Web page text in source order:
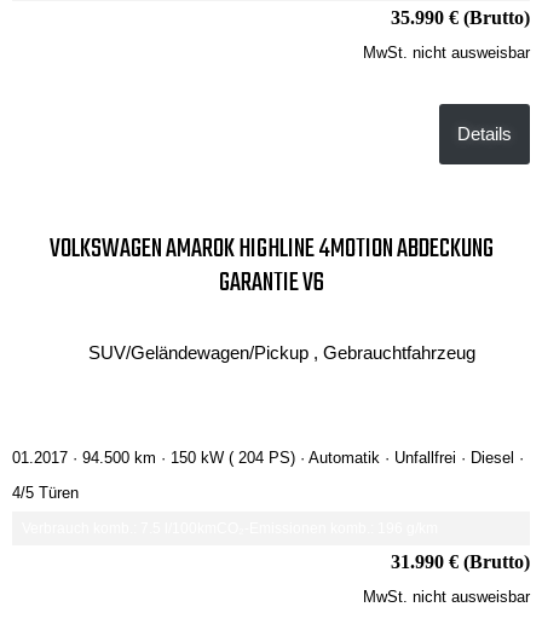
35.990 € (Brutto)
MwSt. nicht ausweisbar
Details
VOLKSWAGEN AMAROK HIGHLINE 4MOTION ABDECKUNG
GARANTIE V6
SUV/Geländewagen/Pickup , Gebrauchtfahrzeug
01.2017 · 94.500 km · 150 kW ( 204 PS) · Automatik · Unfallfrei · Diesel ·
4/5 Türen
31.990 € (Brutto)
MwSt. nicht ausweisbar